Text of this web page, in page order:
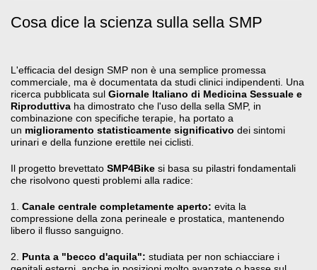
Cosa dice la scienza sulla sella SMP
L'efficacia del design SMP non è una semplice promessa
commerciale, ma è documentata da studi clinici indipendenti. Una
ricerca pubblicata sul Giornale Italiano di Medicina Sessuale e
Riproduttiva ha dimostrato che l'uso della sella SMP, in
combinazione con specifiche terapie, ha portato a
un miglioramento statisticamente significativo dei sintomi
urinari e della funzione erettile nei ciclisti.
Il progetto brevettato SMP4Bike si basa su pilastri fondamentali
che risolvono questi problemi alla radice:
1. Canale centrale completamente aperto: evita la
compressione della zona perineale e prostatica, mantenendo
libero il flusso sanguigno.
2. Punta a "becco d'aquila": studiata per non schiacciare i